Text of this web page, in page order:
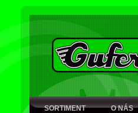
SORTIMENT O NÁS